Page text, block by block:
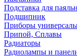
Подставка для
Подшипник
Приборы
Припой, Сплавы
Радиаторы
Радиолампы и